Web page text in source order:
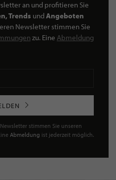
an und profitieren Sie
Trends undAngeboten
Newsletter stimmen Sie
zu. Eine Abmeldung
stimmen Sie unseren
Abmeldung ist jederzeit möglich.